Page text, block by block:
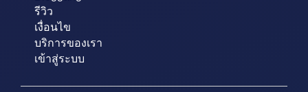
รีวิว
เงื่อนไข
บริการของเรา
เข้าสู่ระบบ